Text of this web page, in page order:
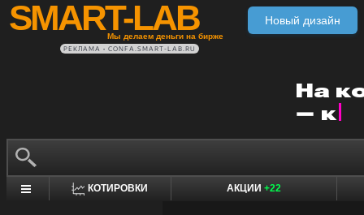
SMART-LAB
Мы делаем деньги на бирже
Новый дизайн
РЕКЛАМА • CONFA.SMART-LAB.RU
КОТИРОВКИ АКЦИИ +22